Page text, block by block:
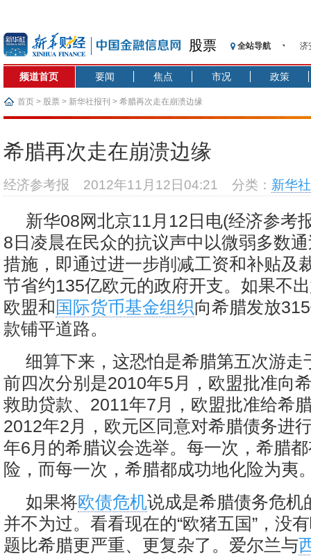
股票 全站导航
济
【
济
基
恒
频道首页 要闻 焦点 市况 政策
首页 > 股票 > 新华社报刊 > 希腊再次走在崩溃边缘
希腊再次走在崩溃边缘
经济参考报 2012年11月12日04:21 分类： 新华
新华08网北京11月12日电(经济参考
8日凌晨在民众的抗议声中以微弱多数
措施，即通过进一步削减工资和补贴及
节省约135亿欧元的政府开支。如果不
欧盟和国际货币基金组织向希腊发放
款铺平道路。
细算下来，这恐怕是希腊第五次游走
前四次分别是2010年5月，欧盟批准向
救助贷款、2011年7月，欧盟批准给希
2012年2月，欧元区同意对希腊债务进
年6月的希腊议会选举。每一次，希腊
险，而每一次，希腊都成功地化险为夷
如果将欧债危机说成是希腊债务危机
并不为过。看看现在的“欧猪五国”，没
题比希腊更严重、更复杂了。爱尔兰与